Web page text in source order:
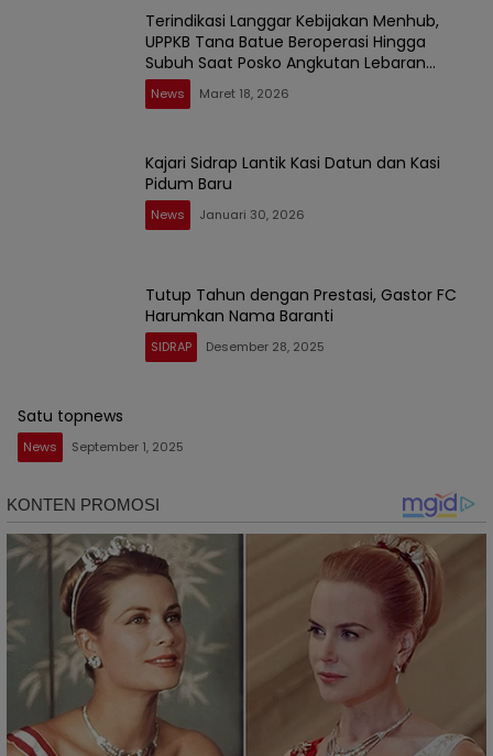
Terindikasi Langgar Kebijakan Menhub,
UPPKB Tana Batue Beroperasi Hingga
Subuh Saat Posko Angkutan Lebaran
Berlangsung
News Maret 18, 2026
Kajari Sidrap Lantik Kasi Datun dan Kasi
Pidum Baru
News Januari 30, 2026
Tutup Tahun dengan Prestasi, Gastor FC
Harumkan Nama Baranti
SIDRAP Desember 28, 2025
Satu topnews
News September 1, 2025